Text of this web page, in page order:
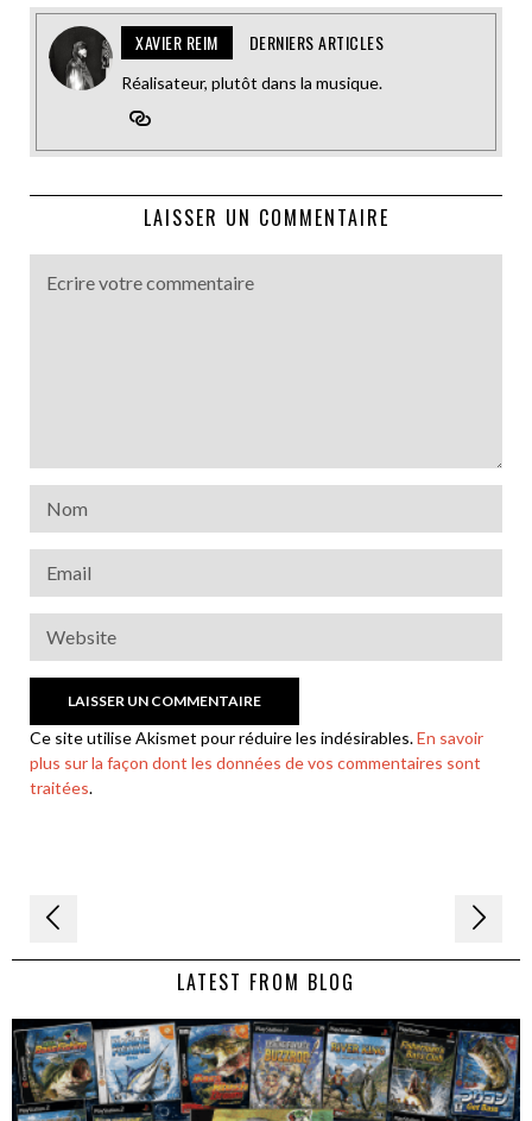
XAVIER REIM DERNIERS ARTICLES
Réalisateur, plutôt dans la musique.
LAISSER UN COMMENTAIRE
Ce site utilise Akismet pour réduire les indésirables.En savoir
plus sur la façon dont les données de vos commentaires sont
traitées.
Navigation
de LATEST FROM BLOG